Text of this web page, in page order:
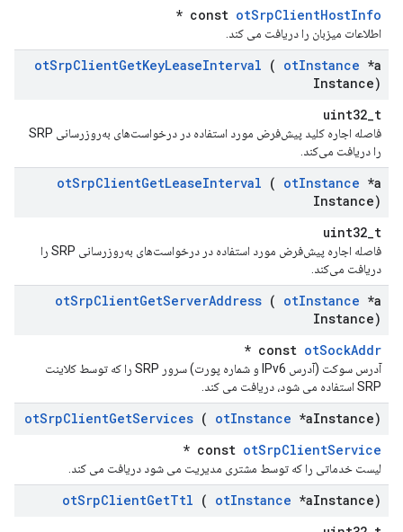
const otSrpClientHostInfo
*
اطلاعات میزبان را دریافت می کند.
otSrpClientGetKeyLeaseInterval ( otInstance *a
Instance)
uint32_t
فاصله اجاره کلید پیش‌فرض مورد استفاده در درخواست‌های به‌روزرسانی SRP
را دریافت می‌کند.
otSrpClientGetLeaseInterval ( otInstance *a
Instance)
uint32_t
فاصله اجاره پیش‌فرض مورد استفاده در درخواست‌های به‌روزرسانی SRP را
دریافت می‌کند.
otSrpClientGetServerAddress ( otInstance *a
Instance)
const otSockAddr
*
آدرس سوکت (آدرس IPv6 و شماره پورت) سرور SRP را که توسط کلاینت
SRP استفاده می شود، دریافت می کند.
otSrpClientGetServices ( otInstance *aInstance)
const otSrpClientService
*
لیست خدماتی را که توسط مشتری مدیریت می شود دریافت می کند.
otSrpClientGetTtl ( otInstance *aInstance)